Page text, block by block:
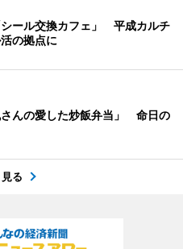
ール交換カフェ」 平成カルチ
の拠点に
んの愛した炒飯弁当」 命日の
る